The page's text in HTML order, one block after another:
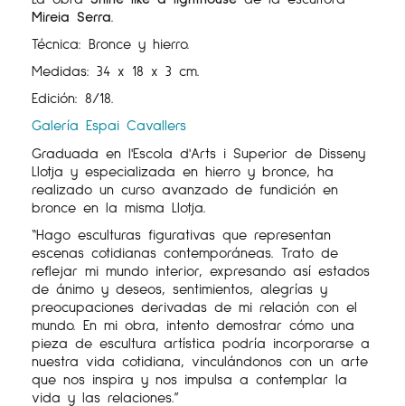
Mireia Serra
Técnica: Bronce y hierro.
Medidas: 34 x 18 x 3 cm.
Edición: 8/18.
Galería Espai Cavallers
Graduada en l'Escola d'Arts i Superior de Disseny
Llotja y especializada en hierro y bronce, ha
realizado un curso avanzado de fundición en
bronce en la misma Llotja.
“Hago esculturas figurativas que representan
escenas cotidianas contemporáneas. Trato de
reflejar mi mundo interior, expresando así estados
de ánimo y deseos, sentimientos, alegrías y
preocupaciones derivadas de mi relación con el
mundo. En mi obra, intento demostrar cómo una
pieza de escultura artística podría incorporarse a
nuestra vida cotidiana, vinculándonos con un arte
que nos inspira y nos impulsa a contemplar la
vida y las relaciones.”